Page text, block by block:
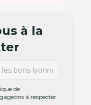
à la
de
à respecter